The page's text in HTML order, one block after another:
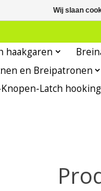
haakgaren
en Breipatronen
Latch hooking
Wij slaan